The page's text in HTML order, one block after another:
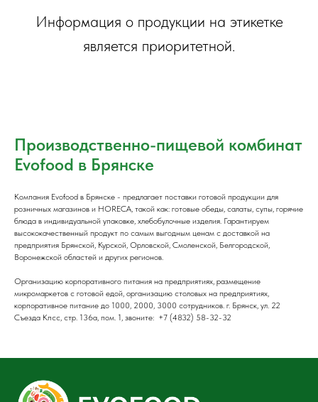
Информация о продукции на этикетке
является приоритетной.
Производственно-пищевой комбинат
Evofood в Брянске
Компания Evofood в Брянске - предлагает поставки готовой продукции для
розничных магазинов и HORECA, такой как: готовые обеды, салаты, супы, горячие
блюда в индивидуальной упаковке, хлебобулочные изделия. Гарантируем
высококачественный продукт по самым выгодным ценам с доставкой на
предприятия Брянской, Курской, Орловской, Смоленской, Белгородской,
Воронежской областей и других регионов.
Организацию корпоративного питания на предприятиях, размещение
микромаркетов с готовой едой, организацию столовых на предприятиях,
корпоративное питание до 1000, 2000, 3000 сотрудников. г. Брянск, ул. 22
Съезда Кпсс, стр. 136а, пом. 1, звоните: +7 (4832) 58-32-32